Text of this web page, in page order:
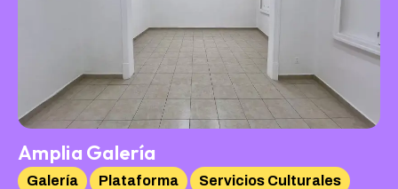
Amplia Galería
Galería Plataforma
Servicios Culturales